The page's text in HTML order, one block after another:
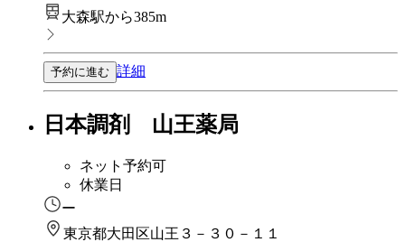
大森駅から385m
予約に進む 詳細
日本調剤 山王薬局
ネット予約可
休業日
ー
東京都大田区山王３－３０－１１